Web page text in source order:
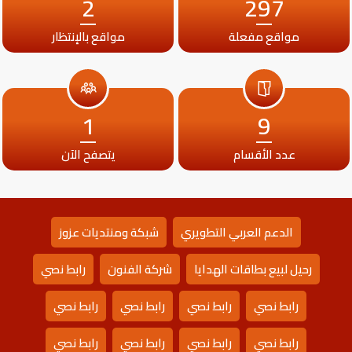
مواقع مفعلة مواقع بالإنتظار
9
عدد الأقسام
1
يتصفح الآن
الدعم العربي التطويري
شبكة ومنتديات عزوز
رحيل لبيع بطاقات الهدايا
شركة الفنون
رابط نصي
رابط نصي
رابط نصي رابط نصي
رابط نصي
رابط نصي
رابط نصي رابط نصي رابط نصي